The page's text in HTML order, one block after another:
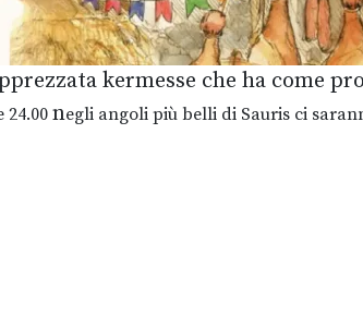
kermesse che ha come
24.00negli angoli più belli di Sauris ci